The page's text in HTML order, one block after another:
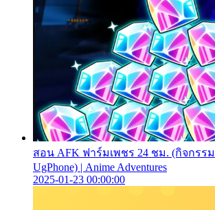
สอน AFK ฟาร์มเพชร 24 ชม. (กิจกรร
UgPhone) | Anime Adventures
2025-01-23 00:00:00